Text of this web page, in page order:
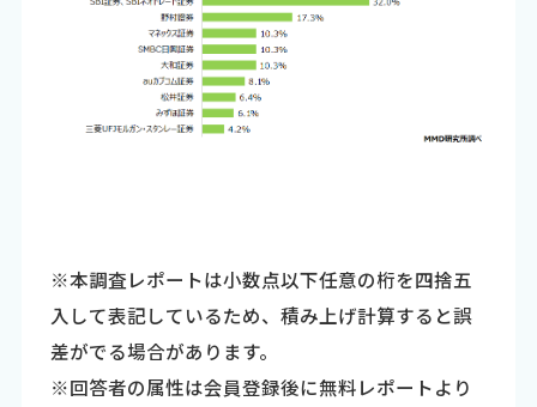
※本調査レポートは小数点以下任意の桁を四捨五
入して表記しているため、積み上げ計算すると誤
差がでる場合があります。
※回答者の属性は会員登録後に無料レポートより